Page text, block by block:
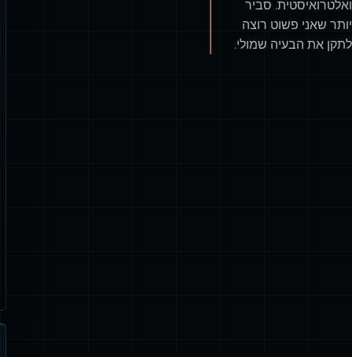
ואלטרואיסטית. סביר
יותר שאני פשוט רוצה
לתקן את הבעיה שמולי.